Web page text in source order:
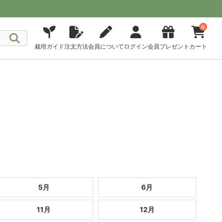
栽培ガイド注文方法会員について ログイン会員プレゼント
0
カート
5月 6月
11月 12月